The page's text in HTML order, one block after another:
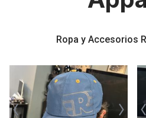
Ropa y Accesorios